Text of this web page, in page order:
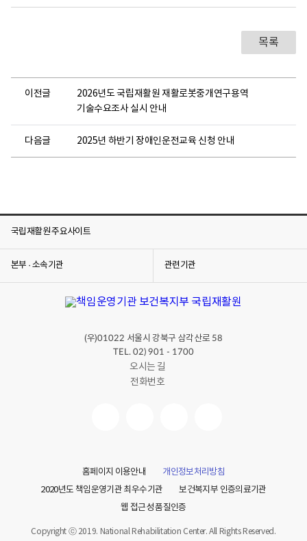
어
목록
이전글
2026년도 국립재활원 재활로봇중개연구용역
기술수요조사 실시 안내
다음글 2025년 하반기 장애인운전교육 신청 안내
국립재활원 주요사이트
본부 · 소속기관 관련기관
(우)01022 서울시 강북구 삼각산로 58
TEL. 02) 901 - 1700
오시는 길
전화번호
홈페이지 이용안내
개인정보처리방침
2020년도 책임운영기관 최우수기관
보건복지부 인증의료기관
웹 접근성 품질인증
Copyright ⓒ 2019. National Rehabilitation Center. All Rights Reserved.